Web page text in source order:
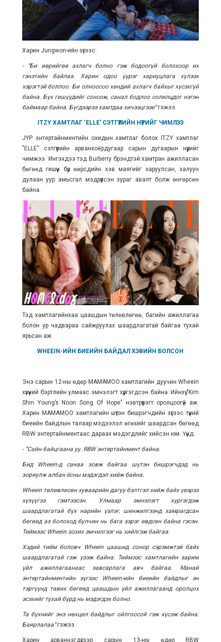
Харин Jungwon-ийн зүгээс:
- “Би өөрийгөө ахлагч болно гэж бодоогүй болохоор их
гэнэтийн байлаа. Харин одоо үүрэг хариуцлага хүлээх
хэрэгтэй боллоо. Би олноосоо хөндий ахлагч байхыг хүсэхгүй
байна. Бүх гишүүдийг сонсож, санал бодлоо солилцдог нэгэн
баймаар байна. Бүгдээрээ хамтдаа хичээцгээе”гэжээ.
ITZY ХАМТЛАГ ‘ELLE’ СЭТГҮҮЛИЙН НҮҮРИЙГ ЧИМЛЭЭ
JYP энтертайнментийн охидын хамтлаг болох ITZY хамтлаг
"ELLE" сэтгүүлийн арванхоёрдугаар сарын дугаарын нүүрийг
чимжээ. Ингэхдээ тэд Burberry брэндтэй хамтран ажилласан
бөгөөд гишүүн бүр өөрсдийн хэв маягийг харуулсан, халуун
дулаан уур амьсгал мэдрүүлсэн зураг авалт болж өнгөрсөн
байна.
Тэд хамтлагийнхаа цаашдын төлөвлөгөө, багийн ажиллагаа
болон ур чадвараа сайжруулах шаардлагатай байгаа тухай
ярьсан аж.
WHEEIN-ИЙН БИЕИЙН БАЙДАЛ ХЭВИЙН БОЛСОН
Энэ сарын 12-ны өдөр MAMAMOO хамтлагийн дуучин Wheein
хүзүүний бэртлийн улмаас эмнэлэгт хүргэгдсэн байна. Ийнхүү "Kim
Shin Young’s Noon Song Of Hope" нэвтрүүлэгт оролцоогүй аж.
Харин MAMAMOO хамтлагийн шүтэн бишрэгчдийн зүгээс түүний
биеийн байдлын талаар мэдээлэл өгөхийг шаардсан бөгөөд
RBW энтертайнментаас дараах мэдэгдлийг хийсэн юм. Үүнд:
- “Сайн байцгаана уу. RBW энтертайнмент байна.
Бид Wheein-д санаа зовж байгаа шүтэн бишрэгчдэд нь
зориулж албан ёсны мэдэгдэл хийж байна.
Wheein төлөвлөсөн хуваарийн дагуу бэлтгэл хийж байх үеэрээ
хүзүүгээ гэмтээсэн. Улмаар эмнэлэгт хүргэгдэж
шаардлагатай бүх нарийн үзлэг, шинжилгээнд хамрагдсан
бөгөөд аз болоход булчин нь бага зэрэг өвдсөн байна гэсэн.
Тиймээс Wheein зохих эмчилгээг нь хийлгэж байгаа.
Хэдий тийм боловч Wheein цаашид сонор сэрэмжтэй байх
шаардлагатай гэж үзэж байна. Тиймээс хамтлагийн зарим
үйл ажиллагаанаас завсарлага авч байгаа. Манай
энтертайнментийн зүгээс Wheein-ийн биеийн байдлыг эн
тэргүүнд тавих бөгөөд цаашдын үйл ажиллагаанд оролцох
эсэхийг тухай бүрд нь мэдэгдэх болно.
Та бүхнийг энэ нөхцөл байдлыг ойлгоосой гэж хүсэж байна.
Баярлалаа”гэжээ.
Харин арваннэгдүгээр сарын 13-ны өдөр RBW